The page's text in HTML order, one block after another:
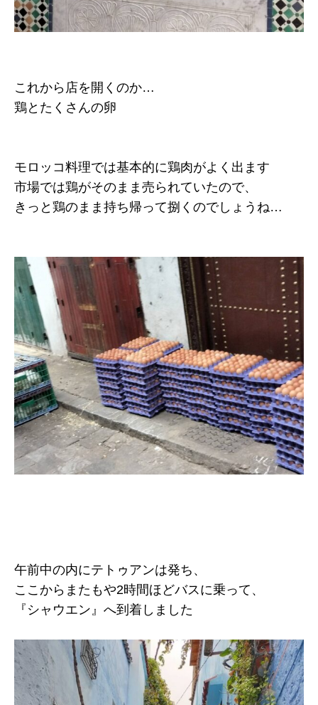
これから店を開くのか…
鶏とたくさんの卵
モロッコ料理では基本的に鶏肉がよく出ます
市場では鶏がそのまま売られていたので、
きっと鶏のまま持ち帰って捌くのでしょうね…
午前中の内にテトゥアンは発ち、
ここからまたもや2時間ほどバスに乗って、
『シャウエン』へ到着しました